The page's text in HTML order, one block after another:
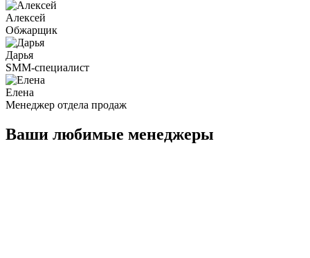
Алексей
Обжарщик
Дарья
SMM-специалист
Елена
Менеджер отдела продаж
Ваши любимые менеджеры